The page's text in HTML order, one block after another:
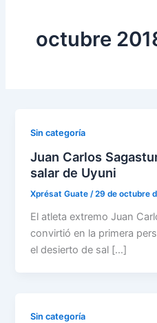
octubre
Sin categoría
Juan Carlos
salar de Uyuni
Xprésat Guate /29 de octubre
El atleta extremo Juan
convirtió en la primera
el desierto de sal […]
Sin categoría